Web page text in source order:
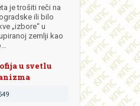
je trošiti reči na
ili bilo
„izbore“ u
zemlji kao
u svetlu